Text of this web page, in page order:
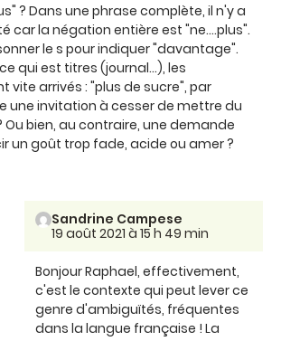
? Dans une phrase complète, il n'y a
car la négation entière est "ne....plus".
le s pour indiquer "davantage".
qui est titres (journal...), les
vite arrivés : "plus de sucre", par
une invitation à cesser de mettre du
Ou bien, au contraire, une demande
un goût trop fade, acide ou amer ?
Sandrine Campese
19 août 2021 à 15 h 49 min
Bonjour Raphael, effectivement,
c'est le contexte qui peut lever ce
genre d'ambiguïtés, fréquentes
dans la langue française ! La